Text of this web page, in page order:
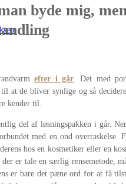
byde mig,
efter i går. Det med
at de bliver synlige og så
kender til.
del af løsningspakken i går.
med en ond overraskelse.
hos en kosmetiker eller en
er tale en særlig rensemetode,
er bare det pæne ord for at få